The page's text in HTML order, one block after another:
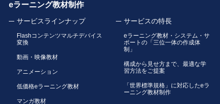
eラーニング教材制作
サービスラインナップ
Flashコンテンツマルチデバイス
変換
動画・映像教材
アニメーション
低価格eラーニング教材
マンガ教材
サービスの特長
eラーニング教材・システム・サ
ポートの「三位一体の作成体
制」
構成から見せ方まで、最適な学
習方法をご提案
「世界標準規格」に対応したeラ
ーニング教材制作